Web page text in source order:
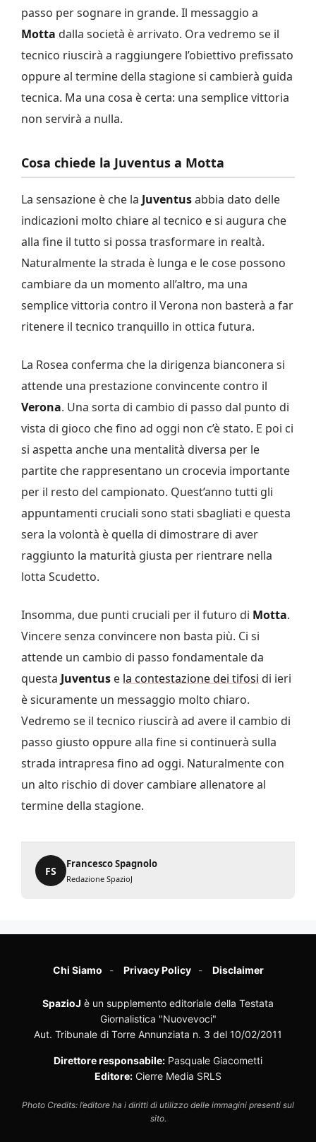
passo per sognare in grande. Il messaggio a
Motta dalla società è arrivato. Ora vedremo se il
tecnico riuscirà a raggiungere l’obiettivo prefissato
oppure al termine della stagione si cambierà guida
tecnica. Ma una cosa è certa: una semplice vittoria
non servirà a nulla.
Cosa chiede la Juventus a Motta
La sensazione è che la Juventusabbia dato delle
indicazioni molto chiare al tecnico e si augura che
alla fine il tutto si possa trasformare in realtà.
Naturalmente la strada è lunga e le cose possono
cambiare da un momento all’altro, ma una
semplice vittoria contro il Verona non basterà a far
ritenere il tecnico tranquillo in ottica futura.
La Rosea conferma che la dirigenza bianconera si
attende una prestazione convincente contro il
Verona. Una sorta di cambio di passo dal punto di
vista di gioco che fino ad oggi non c’è stato. E poi ci
si aspetta anche una mentalità diversa per le
partite che rappresentano un crocevia importante
per il resto del campionato. Quest’anno tutti gli
appuntamenti cruciali sono stati sbagliati e questa
sera la volontà è quella di dimostrare di aver
raggiunto la maturità giusta per rientrare nella
lotta Scudetto.
Insomma, due punti cruciali per il futuro di Motta.
Vincere senza convincere non basta più. Ci si
attende un cambio di passo fondamentale da
questa Juventus e la contestazione dei tifosi di ieri
è sicuramente un messaggio molto chiaro.
Vedremo se il tecnico riuscirà ad avere il cambio di
passo giusto oppure alla fine si continuerà sulla
strada intrapresa fino ad oggi. Naturalmente con
un alto rischio di dover cambiare allenatore al
termine della stagione.
FS
Francesco Spagnolo
Redazione SpazioJ
Chi Siamo Privacy Policy Disclaimer
SpazioJ è un supplemento editoriale della Testata
Giornalistica "Nuovevoci"
Aut. Tribunale di Torre Annunziata n. 3 del 10/02/2011
Direttore responsabile: Pasquale Giacometti
Editore: Cierre Media SRLS
Photo Credits: l’editore ha i diritti di utilizzo delle immagini presenti sul
sito.